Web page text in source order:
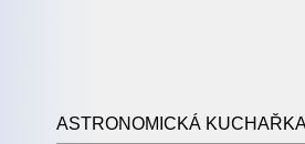
ASTRONOMICKÁ